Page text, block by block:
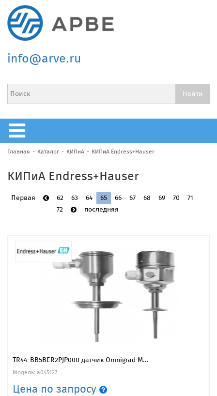
info@arve.ru
Главная Каталог КИПиА КИПиА Endress+Hauser
КИПиА Endress+Hauser
Первая 62 63 64 65 66 67 68 69 70
71
72
последняя
TR44-BB5BER2PJP000 датчик Omnigrad М...
Модель: a045127
Цена по запросу